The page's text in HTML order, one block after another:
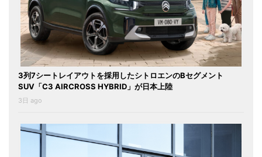
3列7シートレイアウトを採用したシトロエンのBセグメント
SUV「C3 AIRCROSS HYBRID」が日本上陸
3日 ago